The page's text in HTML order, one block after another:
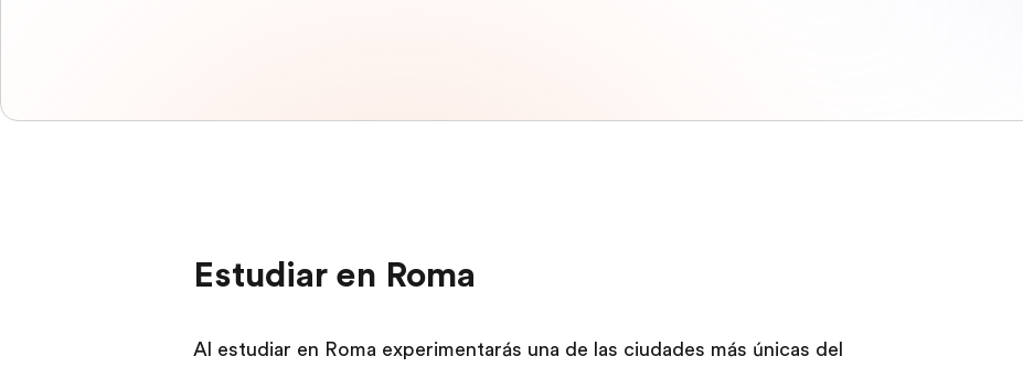
Estudiar en Roma
Al estudiar en Roma experimentarás una de las ciudades más únicas del